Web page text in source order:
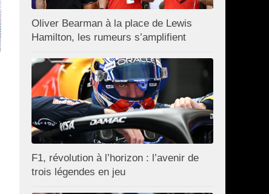
Oliver Bearman à la place de Lewis
Hamilton, les rumeurs s’amplifient
F1, révolution à l’horizon : l’avenir de
trois légendes en jeu